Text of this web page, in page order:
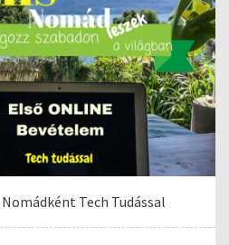
Tech Tudással